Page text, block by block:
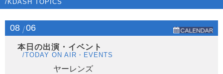
/KDASH TOPICS
08 06
本日の出演・イベント
/TODAY ON AIR・EVENTS
ヤーレンズ